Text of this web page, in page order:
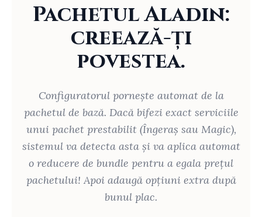
Pachetul Aladin:
creează-ți
povestea.
Configuratorul pornește automat de la
pachetul de bază. Dacă bifezi exact serviciile
unui pachet prestabilit (Îngeraș sau Magic),
sistemul va detecta asta și va aplica automat
o reducere de bundle pentru a egala prețul
pachetului! Apoi adaugă opțiuni extra după
bunul plac.